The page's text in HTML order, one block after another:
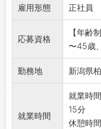
※変更範
雇用形態 正社員
応募資格
【年齢
〜45歳
勤務地 新潟県
就業時間
就業時
15分
休憩時